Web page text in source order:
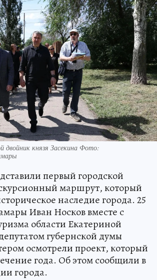
двойник князя Засекина Фото:
первый городской
маршрут, который
наследие города. 25
Иван Носков вместе с
области Екатериной
губернской думы
осмотрели проект, который
года. Об этом сообщили в
города.